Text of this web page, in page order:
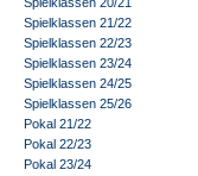
Spielklassen 21/22
Spielklassen 22/23
Spielklassen 23/24
Spielklassen 24/25
Spielklassen 25/26
Pokal 21/22
Pokal 22/23
Pokal 23/24